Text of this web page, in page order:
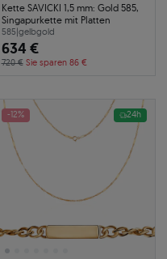
Kette SAVICKI 1,5 mm: Gold 585,
Singapurkette mit Platten
585|gelbgold
634 €
720 € Sie sparen 86 €
-12% 24h